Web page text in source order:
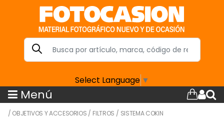
Select Language ▼
Menú
/ OBJETIVOS Y ACCESORIOS / FILTROS / SISTEMA COKIN